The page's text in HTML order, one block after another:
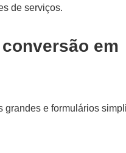
de serviços.
em
e formulários